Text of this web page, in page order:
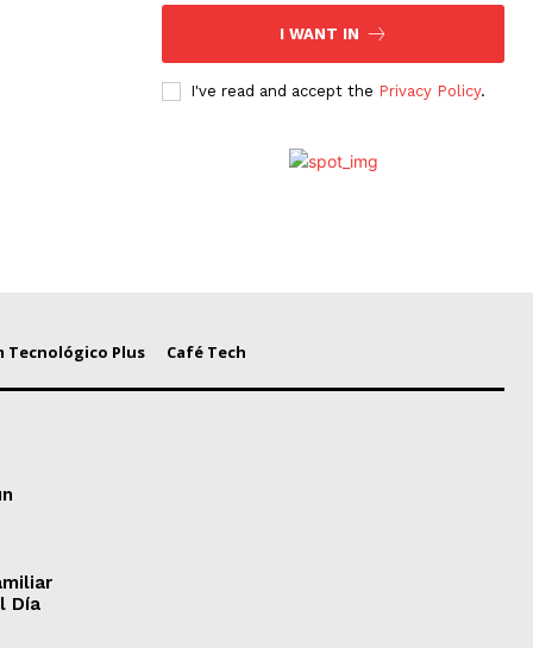
I WANT IN
I've read and accept the Privacy Policy.
Tecnológico Plus Café Tech
Día